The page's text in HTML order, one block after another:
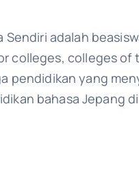
Sendiri adalah
colleges, colleges
pendidikan yang
bahasa Jepang